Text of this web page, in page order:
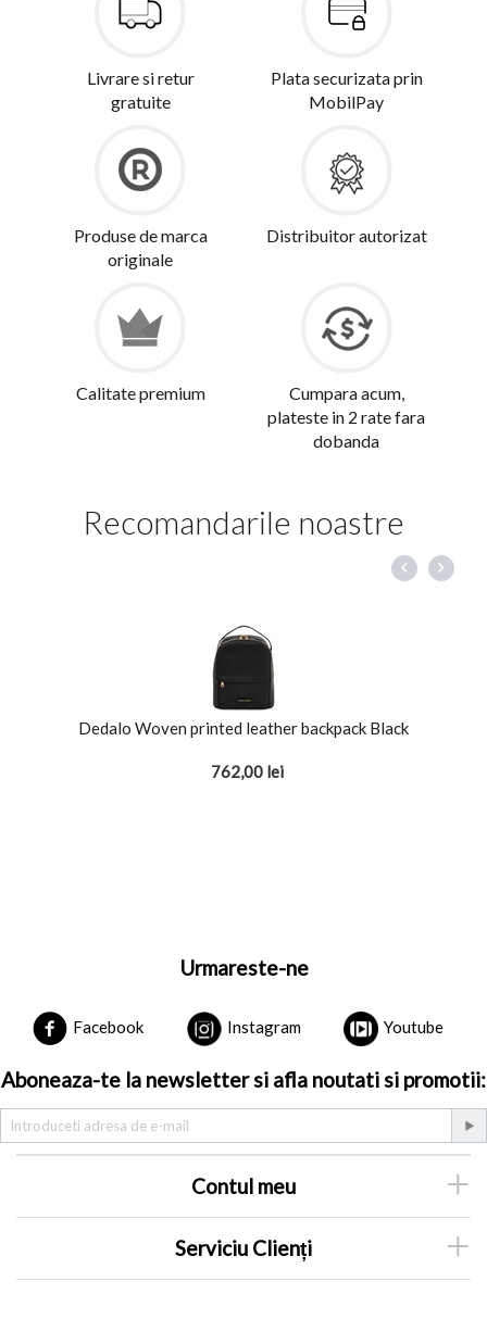
Livrare si retur
gratuite
Plata securizata prin
MobilPay
Produse de marca
originale
Distribuitor autorizat
Calitate premium
Cumpara acum,
plateste in 2 rate fara
dobanda
Recomandarile noastre
Dedalo Woven printed leather backpack Black
762,00 lei
Urmareste-ne
Facebook Instagram Youtube
Aboneaza-te la newsletter si afla noutati si promotii:
Contul meu
Serviciu Clienți